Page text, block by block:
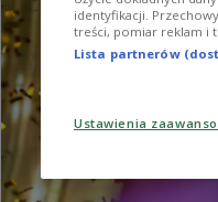
identyfikacji.
treści, pomiar reklam i
Lista partnerów
Ustawienia